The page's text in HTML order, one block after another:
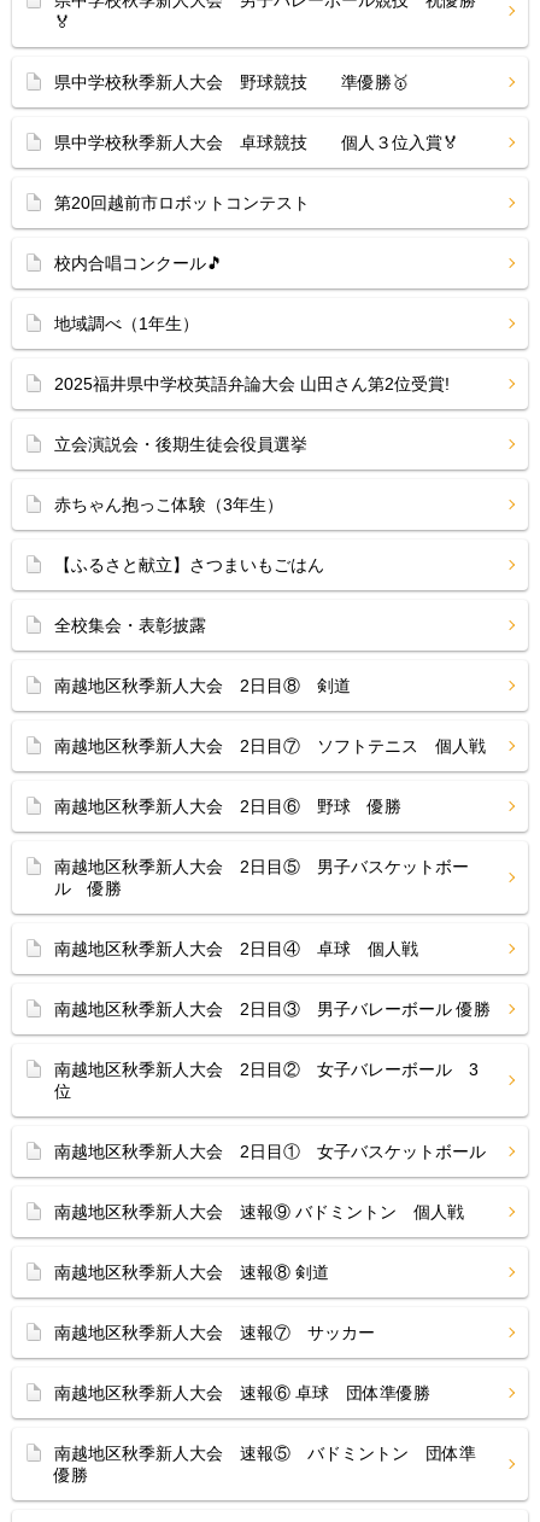
🏅
県中学校秋季新人大会 野球競技 準優勝🥇
県中学校秋季新人大会 卓球競技 個人３位入賞🏅
第20回越前市ロボットコンテスト
校内合唱コンクール🎵
地域調べ（1年生）
2025福井県中学校英語弁論大会 山田さん第2位受賞!
立会演説会・後期生徒会役員選挙
赤ちゃん抱っこ体験（3年生）
【ふるさと献立】さつまいもごはん
全校集会・表彰披露
南越地区秋季新人大会 2日目⑧ 剣道
南越地区秋季新人大会 2日目⑦ ソフトテニス 個人戦
南越地区秋季新人大会 2日目⑥ 野球 優勝
南越地区秋季新人大会 2日目⑤ 男子バスケットボー
ル 優勝
南越地区秋季新人大会 2日目④ 卓球 個人戦
南越地区秋季新人大会 2日目③ 男子バレーボール 優勝
南越地区秋季新人大会 2日目② 女子バレーボール 3
位
南越地区秋季新人大会 2日目① 女子バスケットボール
南越地区秋季新人大会 速報⑨ バドミントン 個人戦
南越地区秋季新人大会 速報⑧ 剣道
南越地区秋季新人大会 速報⑦ サッカー
南越地区秋季新人大会 速報⑥ 卓球 団体準優勝
南越地区秋季新人大会 速報⑤ バドミントン 団体準
優勝